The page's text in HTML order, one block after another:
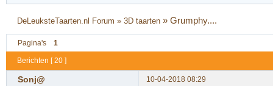
DeLeuksteTaarten.nl Forum »3D taarten »Grumphy....
Pagina's 1
Berichten [ 20 ]
Sonj@ 10-04-2018 08:29